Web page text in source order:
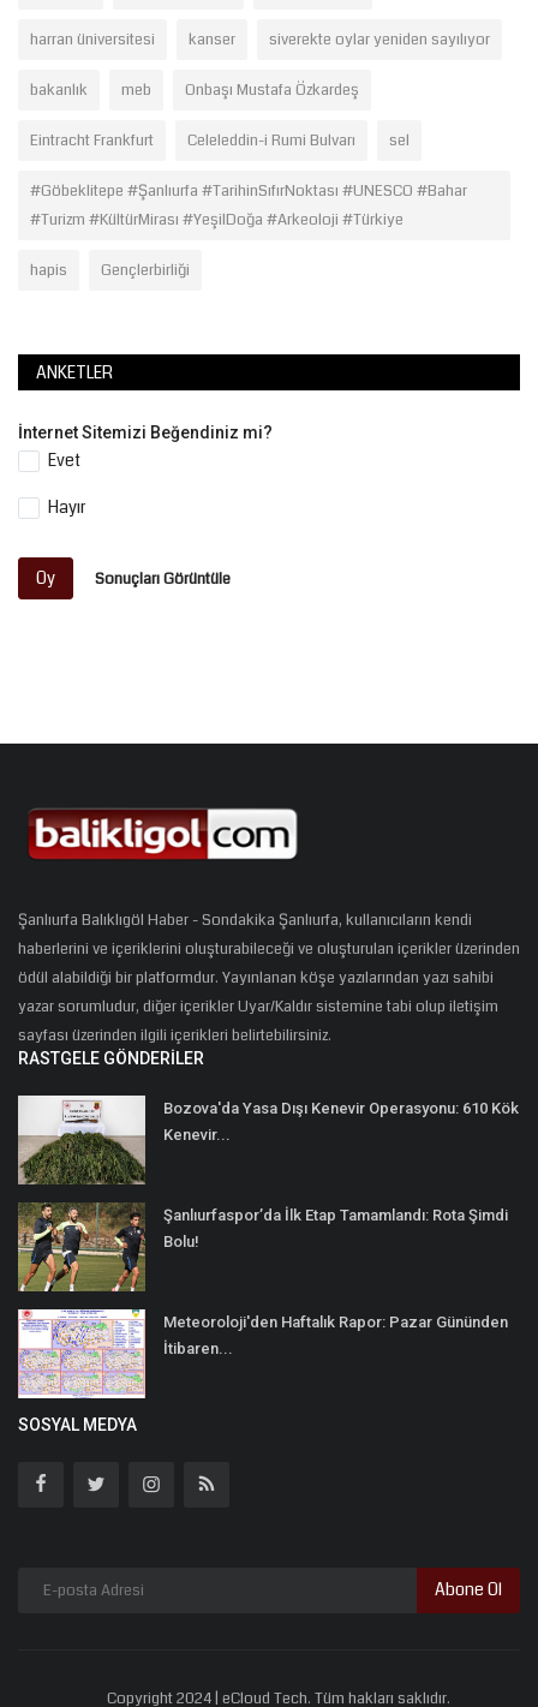
harran üniversitesi kanser siverekte oylar yeniden sayılıyor
bakanlık meb Onbaşı Mustafa Özkardeş
Eintracht Frankfurt Celeleddin-i Rumi Bulvarı sel
#Göbeklitepe #Şanlıurfa #TarihinSıfırNoktası #UNESCO #Bahar
#Turizm #KültürMirası #YeşilDoğa #Arkeoloji #Türkiye
hapis Gençlerbirliği
ANKETLER
İnternet Sitemizi Beğendiniz mi?
Evet
Hayır
Oy Sonuçları Görüntüle
Şanlıurfa Balıklıgöl Haber - Sondakika Şanlıurfa, kullanıcıların kendi
haberlerini ve içeriklerini oluşturabileceği ve oluşturulan içerikler üzerinden
ödül alabildiği bir platformdur. Yayınlanan köşe yazılarından yazı sahibi
yazar sorumludur, diğer içerikler Uyar/Kaldır sistemine tabi olup iletişim
sayfası üzerinden ilgili içerikleri belirtebilirsiniz.
RASTGELE GÖNDERILER
Bozova'da Yasa Dışı Kenevir Operasyonu: 610 Kök
Kenevir...
Şanlıurfaspor’da İlk Etap Tamamlandı: Rota Şimdi
Bolu!
Meteoroloji'den Haftalık Rapor: Pazar Gününden
İtibaren...
SOSYAL MEDYA
Abone Ol
Copyright 2024 | eCloud Tech. Tüm hakları saklıdır.